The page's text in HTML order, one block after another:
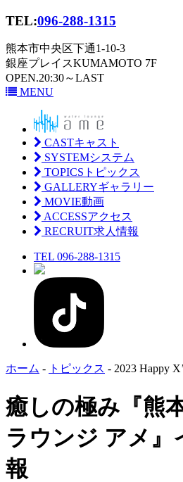
TEL:096-288-1315
熊本市中央区下通1-10-3
銀座プレイスKUMAMOTO 7F
OPEN.20:30～LAST
MENU
CASTキャスト
SYSTEMシステム
TOPICS トピックス
GALLERYギャラリー
MOVIE動画
ACCESSアクセス
RECRUIT求人情報
TEL 096-288-1315
ホーム - トピックス - 2023 Happy
癒しの極み『熊
ラウンジ アメ』
報